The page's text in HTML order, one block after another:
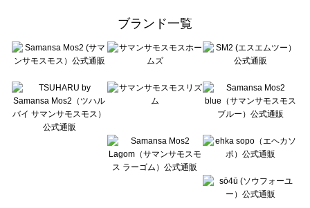
sō4ū（ソウフォーユー）のカットソー一覧
Te chichi（テチチ）のカットソー一覧
Te chichi CLASSIC（テチチ クラシック）のカットソー一覧
Lugnoncure（ルノンキュール）のカットソー一覧
BETTY'S BLUE（べティーズブルー）のカットソー一覧
Wpc.（ワールドパーティー）のカットソー一覧
ブランド一覧